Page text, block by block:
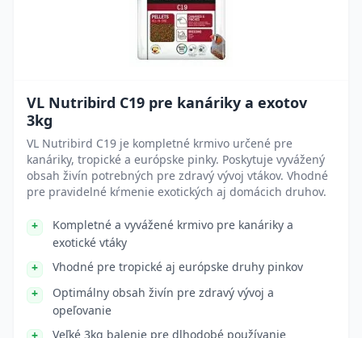
VL Nutribird C19 pre kanáriky a exotov
3kg
VL Nutribird C19 je kompletné krmivo určené pre
kanáriky, tropické a európske pinky. Poskytuje vyvážený
obsah živín potrebných pre zdravý vývoj vtákov. Vhodné
pre pravidelné kŕmenie exotických aj domácich druhov.
Kompletné a vyvážené krmivo pre kanáriky a
exotické vtáky
Vhodné pre tropické aj európske druhy pinkov
Optimálny obsah živín pre zdravý vývoj a
opeľovanie
Veľké 3kg balenie pre dlhodobé používanie